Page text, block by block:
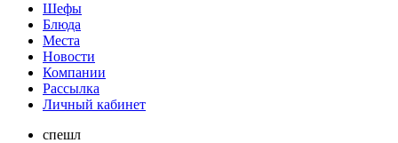
Шефы
Блюда
Места
Новости
Компании
Рассылка
Личный кабинет
спешл